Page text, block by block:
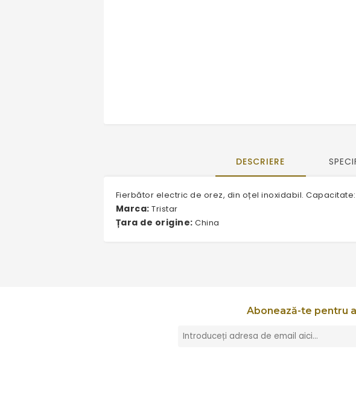
DESCRIERE
Fierbător electric de orez, din oțel inoxidabil. Capacitate:
Marca: Tristar
Țara de origine: China
Abonează-te pentru